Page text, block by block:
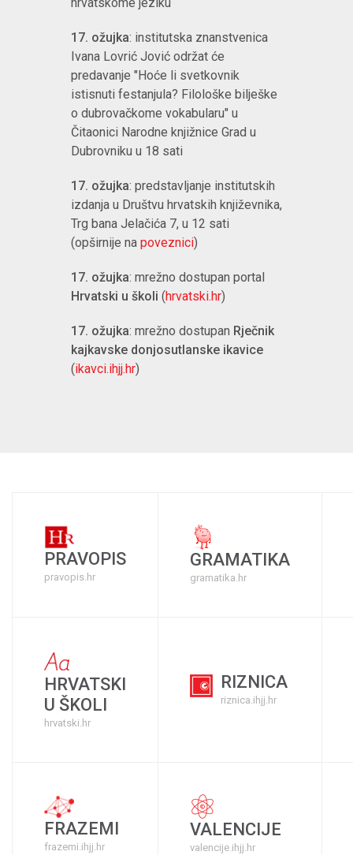
17. ožujka: institutska znanstvenica
Ivana Lovrić Jović održat će
predavanje "Hoće li svetkovnik
istisnuti festanjula? Filološke bilješke
o dubrovačkome vokabularu" u
Čitaonici Narodne knjižnice Grad u
Dubrovniku u 18 sati
17. ožujka: predstavljanje institutskih
izdanja u Društvu hrvatskih književnika,
Trg bana Jelačića 7, u 12 sati
(opširnije na poveznici)
17. ožujka: mrežno dostupan portal
Hrvatski u školi (hrvatski.hr)
17. ožujka: mrežno dostupan Rječnik
kajkavske donjosutlanske ikavice
(ikavci.ihjj.hr)
PRAVOPIS
pravopis.hr
GRAMATIKA
gramatika.hr
HRVATSKI
U ŠKOLI
hrvatski.hr
RIZNICA
riznica.ihjj.hr
FRAZEMI
frazemi.ihjj.hr
VALENCIJE
valencije.ihjj.hr